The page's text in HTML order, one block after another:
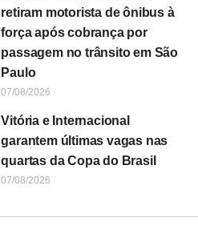
retiram motorista de ônibus à
força após cobrança por
passagem no trânsito em São
Paulo
07/08/2026
Vitória e Internacional
garantem últimas vagas nas
quartas da Copa do Brasil
07/08/2026